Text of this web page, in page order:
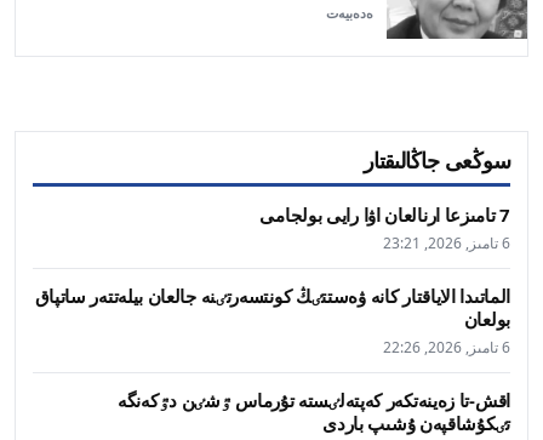
ەدەبيەت
سوڭعى جاڭالىقتار
7 تامىزعا ارنالعان اۋا رايى بولجامى
6 تامىز, 2026, 23:21
الماتىدا الاياقتار كانە ۋەستتٸڭ كونتسەرتٸنە جالعان بيلەتتەر ساتپاق
بولعان
6 تامىز, 2026, 22:26
اقش-تا زەينەتكەر كەپتەلٸستە تۇرماس ٷشٸن دٷكەنگە
تٸكۇشاقپەن ۇشىپ باردى